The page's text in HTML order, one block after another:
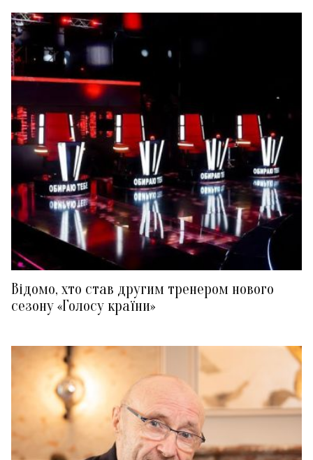
Відомо, хто став другим тренером нового
сезону «Голосу країни»